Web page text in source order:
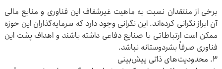
برخی از منتقدان نسبت به ماهیت غیرشفاف این فناوری و منابع مالی
آن ابراز نگرانی کرده‌اند. این نگرانی وجود دارد که سرمایه‌گذاران این حوزه
ممکن است ارتباطاتی با صنایع دفاعی داشته باشند و اهداف پشت این
فناوری صرفاً بشردوستانه نباشد.
۳. محدودیت‌های ذاتی پیش‌بینی